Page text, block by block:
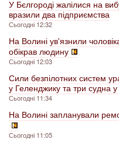
У Бєлгороді жалілися на
вразили два підприємства
Сьогодні 12:32
На Волині ув'язнили
обікрав людину
Сьогодні 12:03
Сили безпілотних систем
у Геленджику та три судна
Сьогодні 11:34
На Волині запланували
Сьогодні 11:05